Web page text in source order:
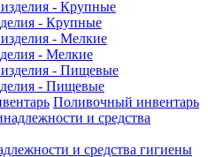
- Крупные
- Мелкие
- Пищевые
Поливочный инвентарь
и средства гигиены